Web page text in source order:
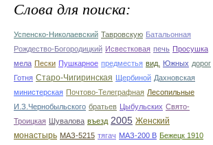
Слова для поиска:
Успенско-Николаевский Тавровскую Батальонная
Рождество-Богородицкий Исвестковая печь Просушка
мела Пески Пушкарное предместья вид. Южных дорог
Готня Старо-Чигиринская Щербиной Дахновская
министерская Почтово-Телеграфная Лесопильные
И.З.Чернобыльского братьев Цыбульских Свято-
Троицкая Шувалова въезд 2005 Женский
монастырь МАЗ-5215 тягач МАЗ-200 В Бежецк 1910